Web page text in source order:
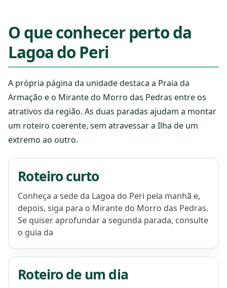
O que conhecer perto da
Lagoa do Peri
A própria página da unidade destaca a Praia da
Armação e o Mirante do Morro das Pedras entre os
atrativos da região. As duas paradas ajudam a montar
um roteiro coerente, sem atravessar a Ilha de um
extremo ao outro.
Roteiro curto
Conheça a sede da Lagoa do Peri pela manhã e,
depois, siga para o Mirante do Morro das Pedras.
Se quiser aprofundar a segunda parada, consulte
o guia da
Roteiro de um dia